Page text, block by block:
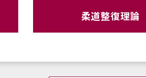
柔道整復理論